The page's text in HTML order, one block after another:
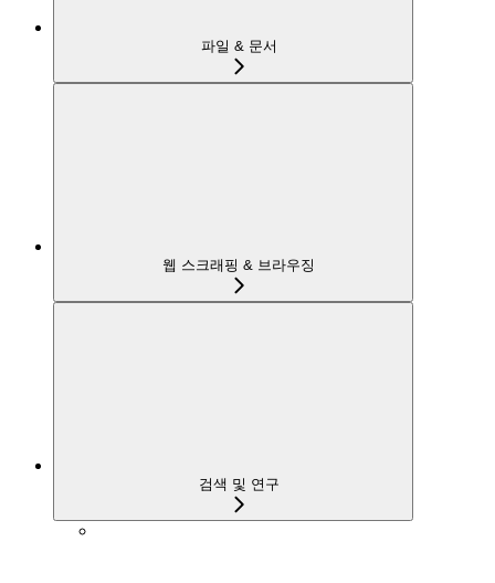
파일 & 문서
웹 스크래핑 & 브라우징
검색 및 연구